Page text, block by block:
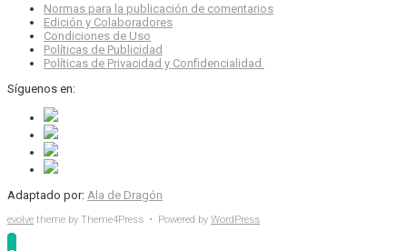
Normas para la publicación de comentarios
Edición y Colaboradores
Condiciones de Uso
Políticas de Publicidad
Políticas de Privacidad y Confidencialidad
Síguenos en:
Adaptado por: Ala de Dragón
evolve theme by Theme4Press • Powered by WordPress